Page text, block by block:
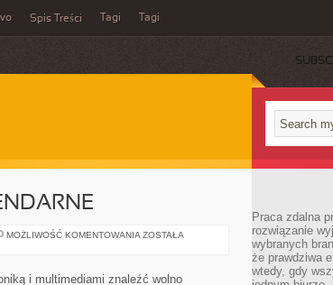
Spis Treści Tagi Tagi
MOŻLIWOŚĆ KOMENTOWANIA OBECNIE
ZOSTAŁA
i multimediami znaleźć wolno
Praca zdalna
rozwiązanie
wybranych
że prawdziwa
wtedy, gdy